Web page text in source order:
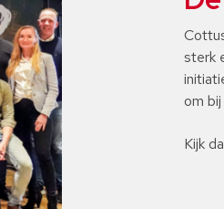
sterk
om
Kijk